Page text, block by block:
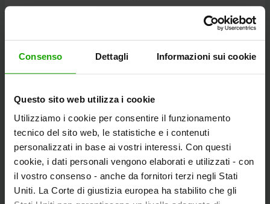
Consenso Dettagli Informazioni sui cookie
Questo sito web utilizza i cookie
Utilizziamo i cookie per consentire il funzionamento
tecnico del sito web, le statistiche e i contenuti
personalizzati in base ai vostri interessi. Con questi
cookie, i dati personali vengono elaborati e utilizzati - con
il vostro consenso - anche da fornitori terzi negli Stati
Uniti. La Corte di giustizia europea ha stabilito che gli
Abbonatevi alla nostra newsletter gratuita
Alla registrazione
Scoprire i tour